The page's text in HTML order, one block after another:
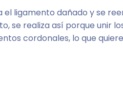
el ligamento dañado y se
se realiza así porque unir
cordonales, lo que